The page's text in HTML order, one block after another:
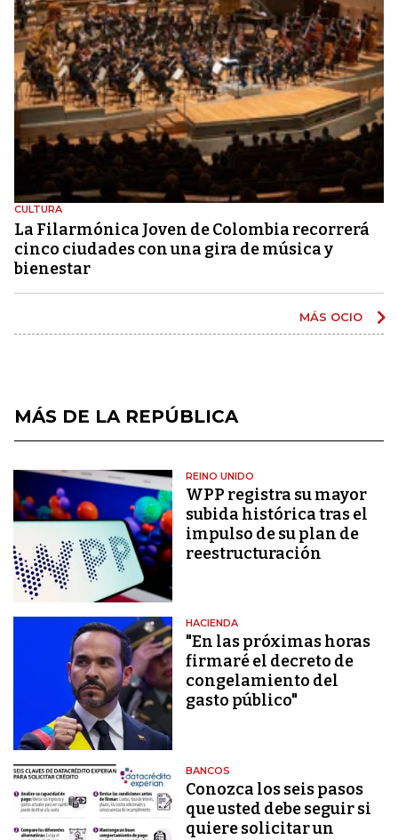
CULTURA
La Filarmónica Joven de Colombia recorrerá
cinco ciudades con una gira de música y
bienestar
MÁS OCIO
MÁS DE LA REPÚBLICA
REINO UNIDO
WPP registra su mayor
subida histórica tras el
impulso de su plan de
reestructuración
HACIENDA
"En las próximas horas
firmaré el decreto de
congelamiento del
gasto público"
BANCOS
Conozca los seis pasos
que usted debe seguir si
quiere solicitar un